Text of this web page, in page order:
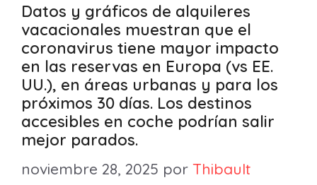
Datos y gráficos de alquileres
vacacionales muestran que el
coronavirus tiene mayor impacto
en las reservas en Europa (vs EE.
UU.), en áreas urbanas y para los
próximos 30 días. Los destinos
accesibles en coche podrían salir
mejor parados.
noviembre 28, 2025 por Thibault